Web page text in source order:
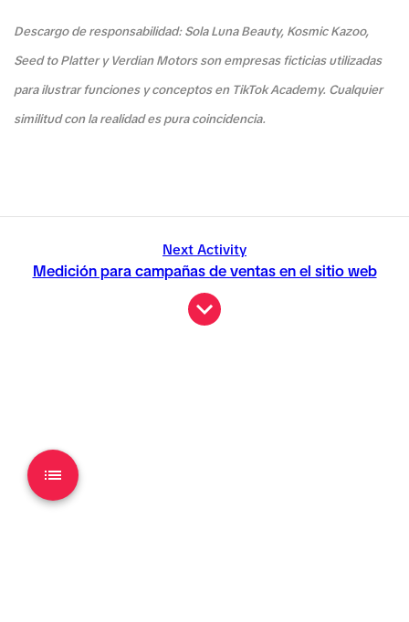
Descargo de responsabilidad: Sola Luna Beauty, Kosmic Kazoo,
Seed to Platter y Verdian Motors son empresas ficticias utilizadas
para ilustrar funciones y conceptos en TikTok Academy. Cualquier
similitud con la realidad es pura coincidencia.
Next Activity
Medición para campañas de ventas en el sitio web